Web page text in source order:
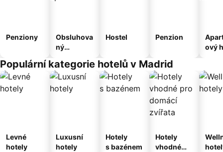
Penziony
Obsluhova
ný
Hostel Penzion
ový
Populární kategorie hotelů v Madrid
Levné
hotely
Luxusní
hotely
Hotely
s bazénem
Hotely
vhodné